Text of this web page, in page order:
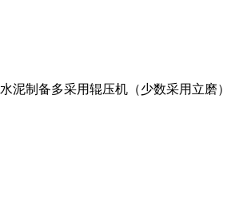
泥制备多采用辊压机（少数采用立